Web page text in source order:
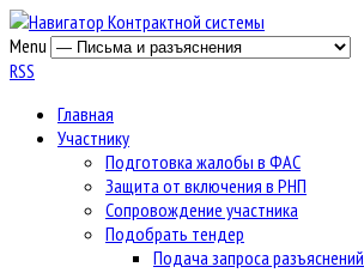
Menu
RSS
Главная
Участнику
Подготовка жалобы в ФАС
Защита от включения в РНП
Сопровождение участника
Подобрать тендер
Подача запроса разъяснений